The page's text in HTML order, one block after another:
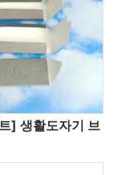
] 생활도자기 브